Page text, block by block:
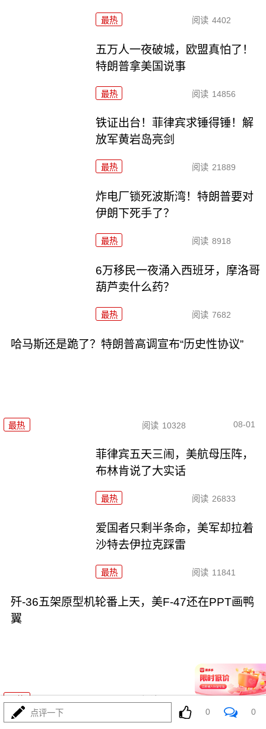
最热 阅读 4402
五万人一夜破城，欧盟真怕了！
特朗普拿美国说事
最热 阅读 14856
铁证出台！菲律宾求锤得锤！解
放军黄岩岛亮剑
最热 阅读 21889
炸电厂锁死波斯湾！特朗普要对
伊朗下死手了？
最热 阅读 8918
6万移民一夜涌入西班牙，摩洛哥
葫芦卖什么药？
最热 阅读 7682
哈马斯还是跪了？特朗普高调宣布“历史性协议”
最热 阅读 10328 08-01
菲律宾五天三闹，美航母压阵，
布林肯说了大实话
最热 阅读 26833
爱国者只剩半条命，美军却拉着
沙特去伊拉克踩雷
最热 阅读 11841
歼-36五架原型机轮番上天，美F-47还在PPT画鸭
翼
07-31
点评一下 0 0